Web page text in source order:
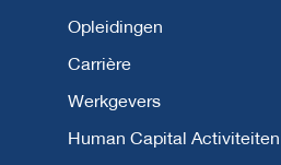
Opleidingen
Carrière
Werkgevers
Human Capital Activiteiten